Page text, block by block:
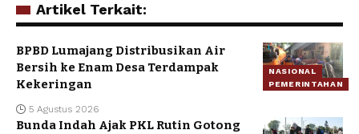
Artikel Terkait:
NASIONAL
PEMERINTAHAN
BPBD Lumajang Distribusikan Air
Bersih ke Enam Desa Terdampak
Kekeringan
5 Agustus 2026
Bunda Indah Ajak PKL Rutin Gotong